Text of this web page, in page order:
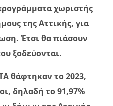
χωριστής
της Αττικής, για
Έτσι θα πιάσουν
ξοδεύονται.
θάφτηκαν το 2023,
δηλαδή το 91,97%